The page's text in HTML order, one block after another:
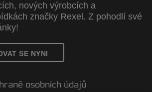
nových výrobcích a
značky Rexel. Z pohodlí své
SE NYNI
osobních údajů